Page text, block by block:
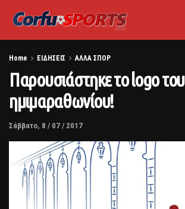
Home ΕΙΔΗΣΕΙΣ ΑΛΛΑ ΣΠΟΡ
Παρουσιάστηκε το logo του
ημιμαραθωνίου!
Σάββατο, 8 / 07 / 2017